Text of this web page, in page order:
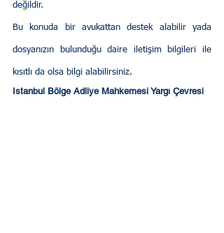
değildir.
Bu konuda bir avukattan destek alabilir yada
dosyanızın bulunduğu daire iletişim bilgileri ile
kısıtlı da olsa bilgi alabilirsiniz.
Istanbul Bölge Adliye Mahkemesi Yargı Çevresi